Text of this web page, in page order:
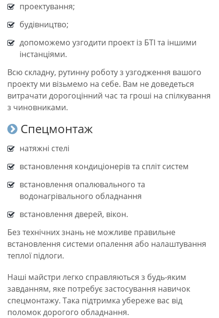
проектування;
будівництво;
допоможемо узгодити проект із БТІ та іншими
інстанціями.
Всю складну, рутинну роботу з узгодження вашого
проекту ми візьмемо на себе. Вам не доведеться
витрачати дорогоцінний час та гроші на спілкування
з чиновниками.
Спецмонтаж
натяжні стелі
встановлення кондиціонерів та спліт систем
встановлення опалювального та
водонагрівального обладнання
встановлення дверей, вікон.
Без технічних знань не можливе правильне
встановлення системи опалення або налаштування
теплої підлоги.
Наші майстри легко справляються з будь-яким
завданням, яке потребує застосування навичок
спецмонтажу. Така підтримка убереже вас від
поломок дорогого обладнання.